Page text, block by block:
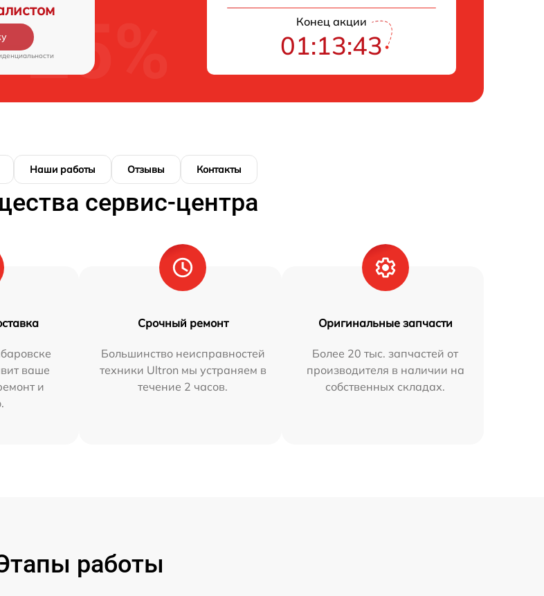
Конец акции
01:13:42
Наши работы Отзывы Контакты
сервис-центра
ваше
и
Срочный ремонт
Большинство неисправностей
техники Ultron мы устраняем в
течение 2 часов.
Оригинальные запчасти
Более 20 тыс. запчастей от
производителя в наличии на
собственных складах.
работы